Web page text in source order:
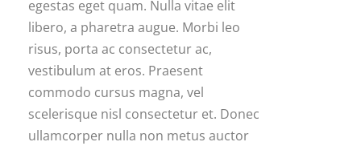
egestas eget quam. Nulla vitae elit
libero, a pharetra augue. Morbi leo
risus, porta ac consectetur ac,
vestibulum at eros. Praesent
commodo cursus magna, vel
scelerisque nisl consectetur et. Donec
ullamcorper nulla non metus auctor